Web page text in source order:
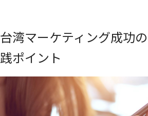
台湾マーケティング成功
践ポイント